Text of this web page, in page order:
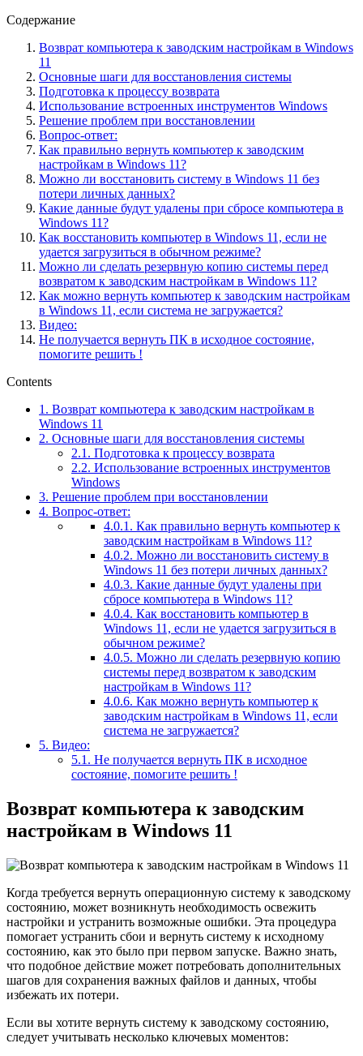
Содержание
Возврат компьютера к заводским настройкам в Windows
11
Основные шаги для восстановления системы
Подготовка к процессу возврата
Использование встроенных инструментов Windows
Решение проблем при восстановлении
Вопрос-ответ:
Как правильно вернуть компьютер к заводским
настройкам в Windows 11?
Можно ли восстановить систему в Windows 11 без
потери личных данных?
Какие данные будут удалены при сбросе компьютера в
Windows 11?
Как восстановить компьютер в Windows 11, если не
удается загрузиться в обычном режиме?
Можно ли сделать резервную копию системы перед
возвратом к заводским настройкам в Windows 11?
Как можно вернуть компьютер к заводским настройкам
в Windows 11, если система не загружается?
Видео:
Не получается вернуть ПК в исходное состояние,
помогите решить !
Contents
1. Возврат компьютера к заводским настройкам в
Windows 11
2. Основные шаги для восстановления системы
2.1. Подготовка к процессу возврата
2.2. Использование встроенных инструментов
Windows
3. Решение проблем при восстановлении
4. Вопрос-ответ:
4.0.1. Как правильно вернуть компьютер к
заводским настройкам в Windows 11?
4.0.2. Можно ли восстановить систему в
Windows 11 без потери личных данных?
4.0.3. Какие данные будут удалены при
сбросе компьютера в Windows 11?
4.0.4. Как восстановить компьютер в
Windows 11, если не удается загрузиться в
обычном режиме?
4.0.5. Можно ли сделать резервную копию
системы перед возвратом к заводским
настройкам в Windows 11?
4.0.6. Как можно вернуть компьютер к
заводским настройкам в Windows 11, если
система не загружается?
5. Видео:
5.1. Не получается вернуть ПК в исходное
состояние, помогите решить !
Возврат компьютера к заводским
настройкам в Windows 11
Когда требуется вернуть операционную систему к заводскому
состоянию, может возникнуть необходимость освежить
настройки и устранить возможные ошибки. Эта процедура
помогает устранить сбои и вернуть систему к исходному
состоянию, как это было при первом запуске. Важно знать,
что подобное действие может потребовать дополнительных
шагов для сохранения важных файлов и данных, чтобы
избежать их потери.
Если вы хотите вернуть систему к заводскому состоянию,
следует учитывать несколько ключевых моментов: